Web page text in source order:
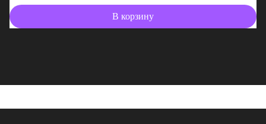
В корзину